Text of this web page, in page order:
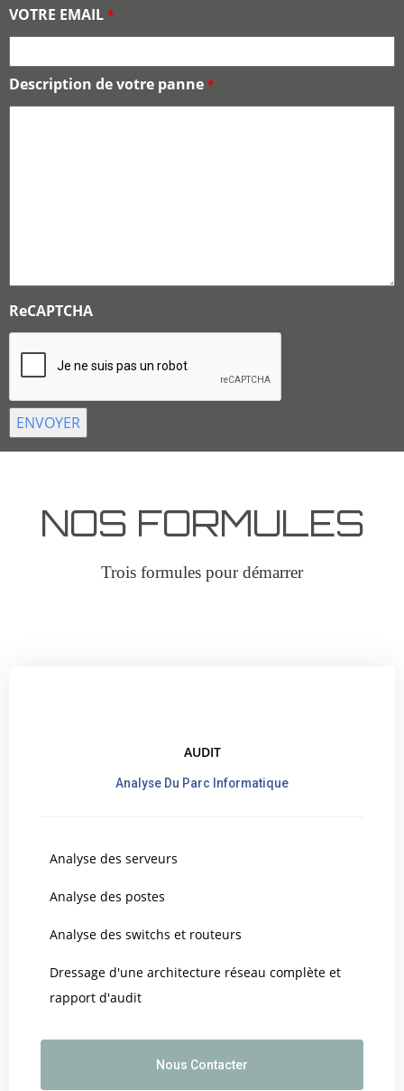
VOTRE EMAIL *
Description de votre panne *
ReCAPTCHA
NOS FORMULES
Trois formules pour démarrer
AUDIT
Analyse Du Parc Informatique
Analyse des serveurs
Analyse des postes
Analyse des switchs et routeurs
Dressage d'une architecture réseau complète et
rapport d'audit
Nous Contacter